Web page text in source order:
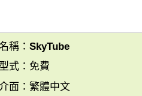
稱：SkyTube
式：免費
面：繁體中文